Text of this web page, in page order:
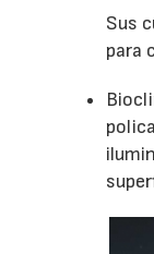
Sus
para